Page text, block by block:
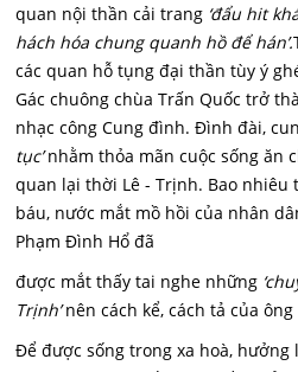
quan nội thần cải trang ‘đẩu hit
hách hóa chung quanh hồ để hán’.
các quan hỗ tụng đại thần tùy ý
Gác chuông chùa Trấn Quốc trở
nhạc công Cung đình. Đình đài,
tục’nhằm thỏa mãn cuộc sống ăn
quan lại thời Lê - Trịnh. Bao nhiêu
báu, nước mắt mồ hồi của nhân
Phạm Đình Hổ đã
được mắt thấy tai nghe những
Trịnh’nên cách kể, cách tả của ông
Để được sống trong xa hoà, hưởng